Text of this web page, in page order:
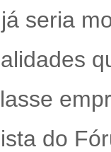
seria
do